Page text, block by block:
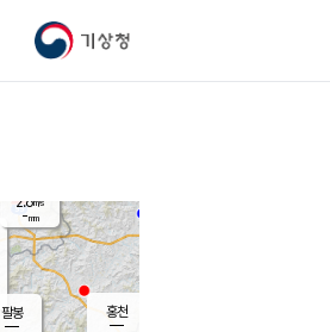
기상청
팔봉
홍천
2.6m/s
-mm